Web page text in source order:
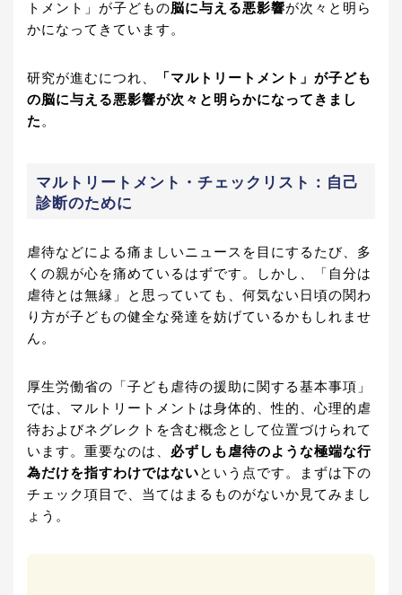
トメント」が子どもの脳に与える悪影響が次々と明ら
かになってきています。
研究が進むにつれ、
「マルトリートメント」が子ども
の脳に与える悪影響が次々と明らかになってきまし
た。
マルトリートメント・チェックリスト：自己
診断のために
虐待などによる痛ましいニュースを目にするたび、多
くの親が心を痛めているはずです。しかし、「自分は
虐待とは無縁」と思っていても、何気ない日頃の関わ
り方が子どもの健全な発達を妨げているかもしれませ
ん。
厚生労働省の「子ども虐待の援助に関する基本事項」
では、マルトリートメントは身体的、性的、心理的虐
待およびネグレクトを含む概念として位置づけられて
います。重要なのは、 必ずしも虐待のような極端な行
為だけを指すわけではないという点です。まずは下の
チェック項目で、当てはまるものがないか見てみまし
ょう。